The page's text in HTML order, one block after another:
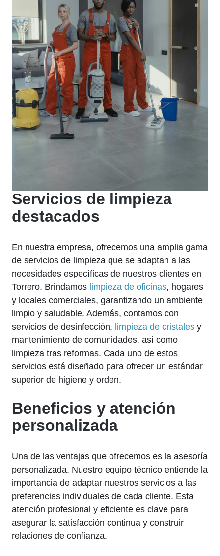
Servicios de limpieza
destacados
En nuestra empresa, ofrecemos una amplia gama
de servicios de limpieza que se adaptan a las
necesidades específicas de nuestros clientes en
Torrero. Brindamos limpieza de oficinas, hogares
y locales comerciales, garantizando un ambiente
limpio y saludable. Además, contamos con
servicios de desinfección, limpieza de cristales y
mantenimiento de comunidades, así como
limpieza tras reformas. Cada uno de estos
servicios está diseñado para ofrecer un estándar
superior de higiene y orden.
Beneficios y atención
personalizada
Una de las ventajas que ofrecemos es la asesoría
personalizada. Nuestro equipo técnico entiende la
importancia de adaptar nuestros servicios a las
preferencias individuales de cada cliente. Esta
atención profesional y eficiente es clave para
asegurar la satisfacción continua y construir
relaciones de confianza.